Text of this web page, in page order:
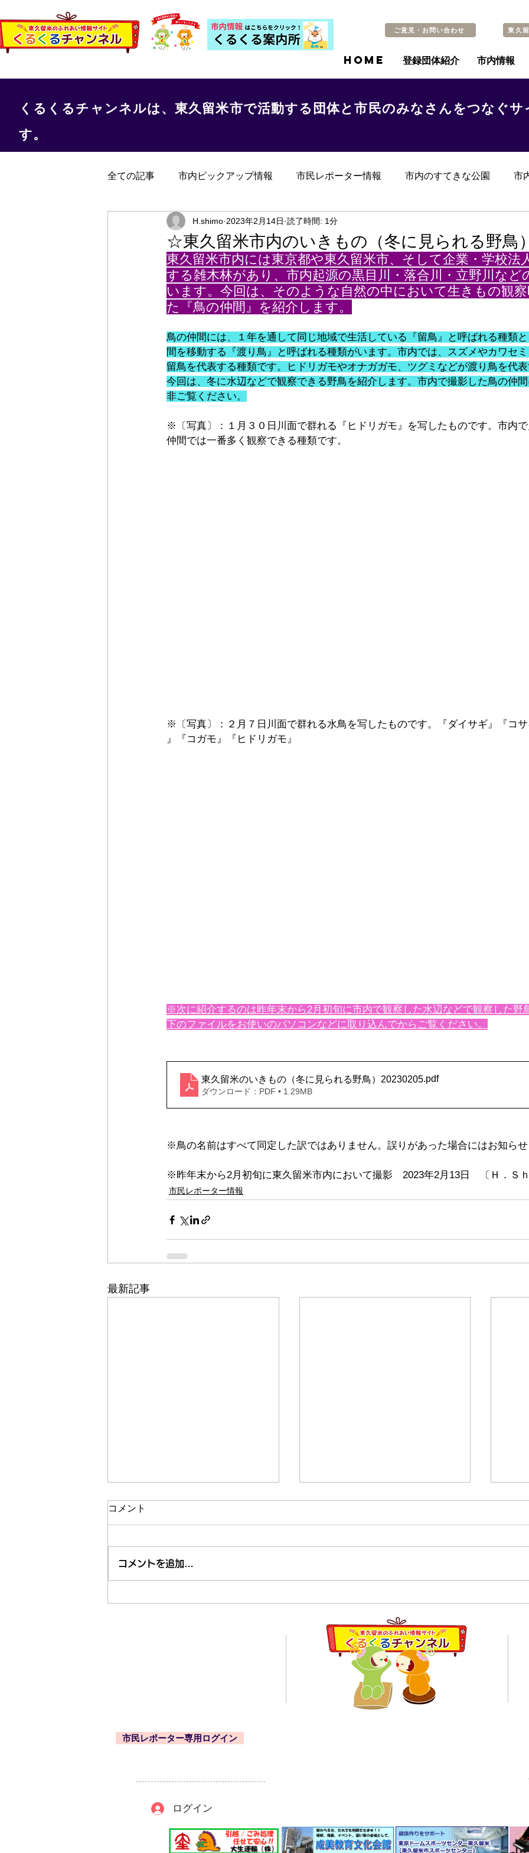
ご意見・お問い合わせ 東久
HOME 登録団体紹介 市内情報
くるくるチャンネルは、東久留米市で活動する団体と市民のみなさんをつなぐサ
す。
全ての記事 市内ピックアップ情報 市民レポーター情報 市内のすてきな公園 市
くるくる保健室 事務局からのお知らせ
☆東久留米市内のいきもの（冬に見られる野鳥
H.shimo 2023年2月14日 読了時間: 1分
東久留米市内には東京都や東久留米市、そして企業・学校法
する雑木林があり、市内起源の黒目川・落合川・立野川など
います。今回は、そのような自然の中において生きもの観察
た『鳥の仲間』を紹介します。
鳥の仲間には、１年を通して同じ地域で生活している『留鳥』と呼ばれる種類
間を移動する『渡り鳥』と呼ばれる種類がいます。市内では、スズメやカワセ
留鳥を代表する種類です。ヒドリガモやオナガガモ、ツグミなどが渡り鳥を代表
今回は、冬に水辺などで観察できる野鳥を紹介します。市内で撮影した鳥の仲
非ご覧ください。
※〔写真〕：１月３０日川面で群れる『ヒドリガモ』を写したものです。市内
仲間では一番多く観察できる種類です。
※〔写真〕：２月７日川面で群れる水鳥を写したものです。『ダイサギ』『コ
』『コガモ』『ヒドリガモ』
※次に紹介するのは昨年末から2月初旬に市内で観察した水辺などで観察した野
下のファイルをお使いのパソコンなどに取り込んでからご覧ください。
東久留米のいきもの（冬に見られる野鳥）20230205.pdf
ダウンロード：PDF • 1.29MB
※鳥の名前はすべて同定した訳ではありません。誤りがあった場合にはお知らせ
※昨年末から2月初旬に東久留米市内において撮影　2023年2月13日　〔Ｈ．Ｓｈ
市民レポーター情報
最新記事
☆東久留米市内のいきものな
☆東久留米市内のいきもの
（１月に観察した野鳥）の紹
介！
コメント
コメントを追加…
市民レポーター専用ログイン
ログイン